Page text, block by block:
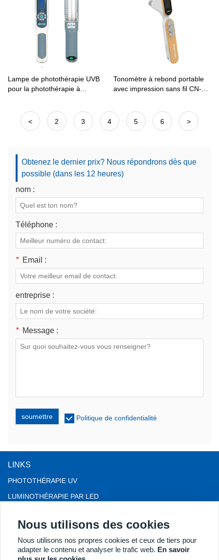
Lampe de photothérapie UVB
pour la photothérapie à
Tonomètre à rebond portable
avec impression sans fil CN-
< 2 3 4 5 6 >
Obtenez le dernier prix? Nous répondrons dès que
possible (dans les 12 heures)
nom :
Téléphone :
* Email :
entreprise :
* Message :
soumettre Politique de confidentialité
LINKS
PHOTOTHÉRAPIE UV
LUMINOTHÉRAPIE PAR LED
COLPOSCOPE
PLUS DE PRODUITS
Copyright® 2018 Kernel Medical Equipment Co.,LTD. Adresse de
Nous utilisons des cookies
Nous utilisons nos propres cookies et ceux de tiers pour
adapter le contenu et analyser le trafic web. En savoir